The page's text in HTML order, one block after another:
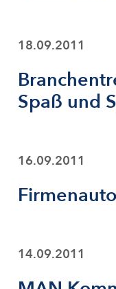
18.09.2011
Spaß und
16.09.2011
14.09.2011